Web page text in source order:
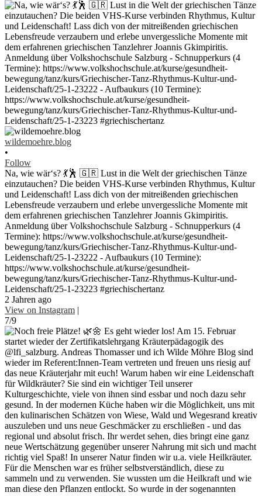
wildemoehre.blog
•
Follow
Na, wie wär‘s? 💃🕺 🇬🇷 Lust in die Welt der griechischen Tänze
einzutauchen? Die beiden VHS-Kurse verbinden Rhythmus, Kultur
und Leidenschaft! Lass dich von der mitreißenden griechischen
Lebensfreude verzaubern und erlebe unvergessliche Momente mit
dem erfahrenen griechischen Tanzlehrer Joannis Gkimpiritis.
Anmeldung über Volkshochschule Salzburg - Schnupperkurs (4
Termine): https://www.volkshochschule.at/kurse/gesundheit-
bewegung/tanz/kurs/Griechischer-Tanz-Rhythmus-Kultur-und-
Leidenschaft/25-1-23222 - Aufbaukurs (10 Termine):
https://www.volkshochschule.at/kurse/gesundheit-
bewegung/tanz/kurs/Griechischer-Tanz-Rhythmus-Kultur-und-
Leidenschaft/25-1-23223 #griechischertanz
2 Jahren ago
View on Instagram |
7/9